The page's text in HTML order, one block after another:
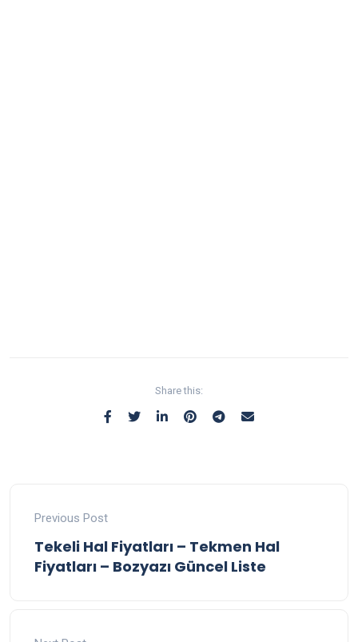
Share this:
Previous Post
Tekeli Hal Fiyatları – Tekmen Hal
Fiyatları – Bozyazı Güncel Liste